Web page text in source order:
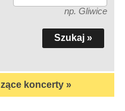
np. Gliwice
koncerty »